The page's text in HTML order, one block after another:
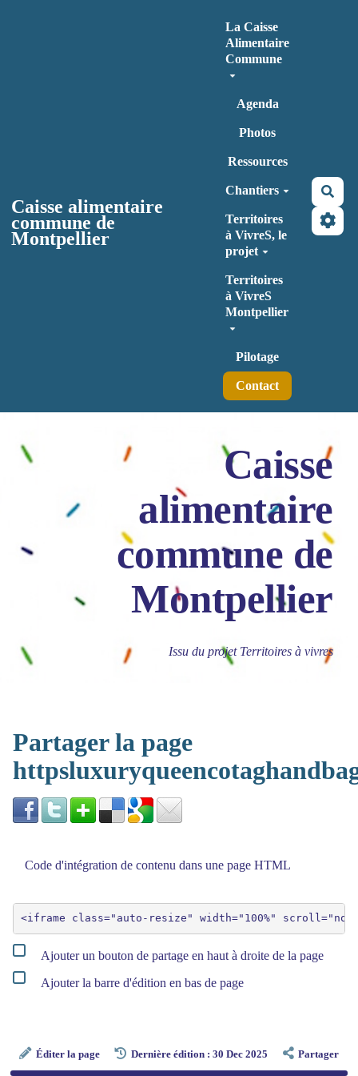
Caisse alimentaire
commune de
Montpellier
La Caisse
Alimentaire
Commune
Agenda
Photos
Ressources
Chantiers
Territoires
à VivreS, le
projet
Territoires
à VivreS
Montpellier
Pilotage
Contact
Caisse
alimentaire
commune de
Montpellier
Issu du projet Territoires à vivres
Partager la page
Code d'intégration de contenu dans une page HTML
Ajouter un bouton de partage en haut à droite de la page
Ajouter la barre d'édition en bas de page
Éditer la page Dernière édition : 30 Dec 2025 Partager